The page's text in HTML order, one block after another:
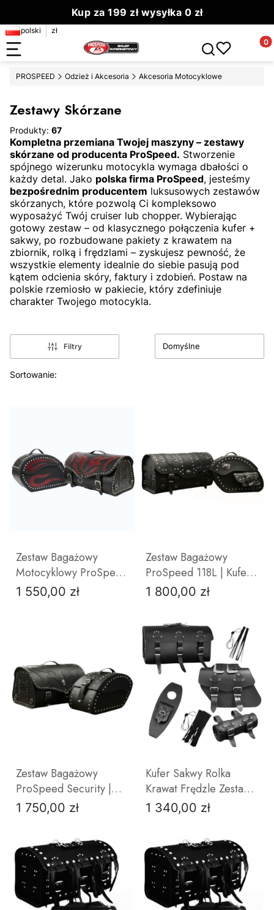
Kup za 199 zł wysyłka 0 zł
polski zł
Otwórz
PROSPEED Odzież i Akcesoria Akcesoria Motocyklowe
Zestawy Skórzane
Produkty: 67
Kompletna przemiana Twojej maszyny – zestawy
skórzane od producenta ProSpeed. Stworzenie
spójnego wizerunku motocykla wymaga dbałości o
każdy detal. Jako polska firma ProSpeed, jesteśmy
bezpośrednim producentem luksusowych zestawów
skórzanych, które pozwolą Ci kompleksowo
wyposażyć Twój cruiser lub chopper. Wybierając
gotowy zestaw – od klasycznego połączenia kufer +
sakwy, po rozbudowane pakiety z krawatem na
zbiornik, rolką i frędzlami – zyskujesz pewność, że
wszystkie elementy idealnie do siebie pasują pod
kątem odcienia skóry, faktury i zdobień. Postaw na
polskie rzemiosło w pakiecie, który zdefiniuje
charakter Twojego motocykla.
Filtry
Lista produktów
Sortowanie:
Domyślne
Zestaw Bagażowy
Motocyklowy ProSpeed
| Kufer 42L + Sakwy
36L Płomienie | Polska
Cena
1 550,00 zł
DO KOSZYKA
Zestaw Bagażowy
ProSpeed 118L | Kufer
66L Zamek + Sakwy
Orzeł | Polska
Produkcja
Cena
1 800,00 zł
ZOBACZ PRODUKT
Zestaw Bagażowy
ProSpeed Security |
Kufer Skórzany 42L +
Sakwy z Zamkiem 50L |
Polska Produkcja
Cena
1 750,00 zł
Kufer Sakwy Rolka
Krawat Frędzle Zestaw
Honda Rebel
Cena
1 340,00 zł